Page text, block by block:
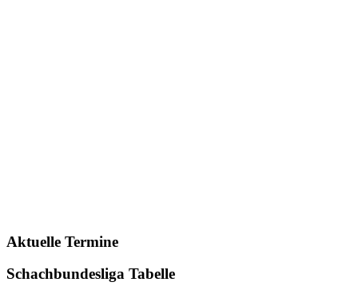
Aktuelle Termine
Schachbundesliga Tabelle